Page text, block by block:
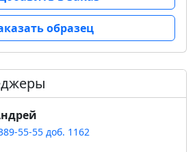
образец
55-55 доб. 1162